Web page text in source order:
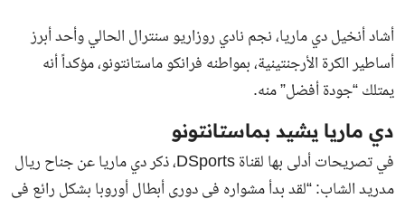
أشاد أنخيل دي ماريا، نجم نادي روزاريو سنترال الحالي وأحد أبرز
أساطير الكرة الأرجنتينية، بمواطنه فرانكو ماستانتونو، مؤكداً أنه
يمتلك “جودة أفضل” منه.
دي ماريا يشيد بماستانتونو
في تصريحات أدلى بها لقناة DSports، ذكر دي ماريا عن جناح ريال
مدريد الشاب: “لقد بدأ مشواره في دوري أبطال أوروبا بشكل رائع في